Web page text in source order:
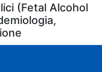
(Fetal Alcohol